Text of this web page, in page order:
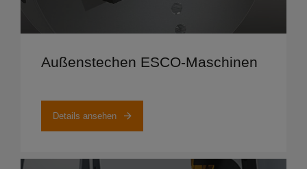
Außenstechen ESCO-Maschinen
Details ansehen